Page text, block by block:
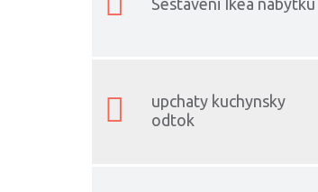
Sestaveni Ikea nabytku
upchaty kuchynsky
odtok